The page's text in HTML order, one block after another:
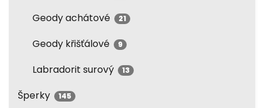
Geody achátové 21
Geody křišťálové 9
Labradorit surový 13
Šperky 145